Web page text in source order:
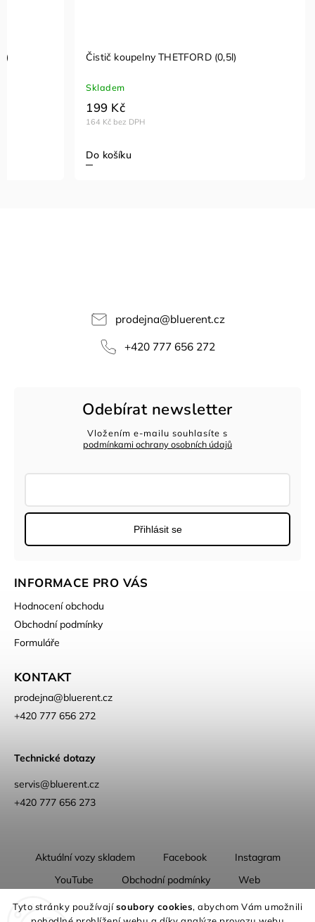
Tyto stránky používajísoubory cookies, abychom Vám umožnili
(0,5l) Čistič koupelny THETFORD (0,5l)
Skladem
164 Kč bez DPH
199 Kč
Do košíku
prodejna@bluerent.cz
+420 777 656 272
Odebírat newsletter
Vložením e-mailu souhlasíte s
podmínkami ochrany osobních údajů
Přihlásit se
INFORMACE PRO VÁS
Hodnocení obchodu
Obchodní podmínky
Formuláře
KONTAKT
prodejna@bluerent.cz
+420 777 656 272
Technické dotazy
servis@bluerent.cz
+420 777 656 273
Aktuální vozy skladem Facebook
Instagram
YouTube
Obchodní podmínky
Web
O nás